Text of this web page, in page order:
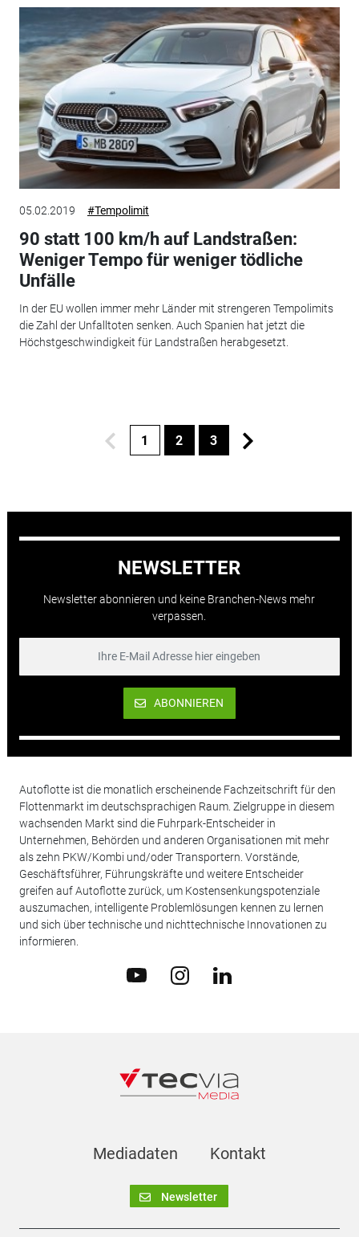
05.02.2019 #Tempolimit
90 statt 100 km/h auf Landstraßen:
Weniger Tempo für weniger tödliche
Unfälle
In der EU wollen immer mehr Länder mit strengeren Tempolimits
die Zahl der Unfalltoten senken. Auch Spanien hat jetzt die
Höchstgeschwindigkeit für Landstraßen herabgesetzt.
1 2 3
NEWSLETTER
Newsletter abonnieren und keine Branchen-News mehr
verpassen.
ABONNIEREN
Autoflotte ist die monatlich erscheinende Fachzeitschrift für den
Flottenmarkt im deutschsprachigen Raum. Zielgruppe in diesem
wachsenden Markt sind die Fuhrpark-Entscheider in
Unternehmen, Behörden und anderen Organisationen mit mehr
als zehn PKW/Kombi und/oder Transportern. Vorstände,
Geschäftsführer, Führungskräfte und weitere Entscheider
greifen auf Autoflotte zurück, um Kostensenkungspotenziale
auszumachen, intelligente Problemlösungen kennen zu lernen
und sich über technische und nichttechnische Innovationen zu
informieren.
Mediadaten Kontakt
Newsletter